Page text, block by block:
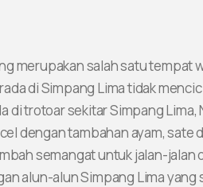
merupakan salah satu tempat
di Simpang Lima tidak
di trotoar sekitar Simpang Lima,
dengan tambahan ayam,
semangat untuk jalan-jalan
alun-alun Simpang Lima